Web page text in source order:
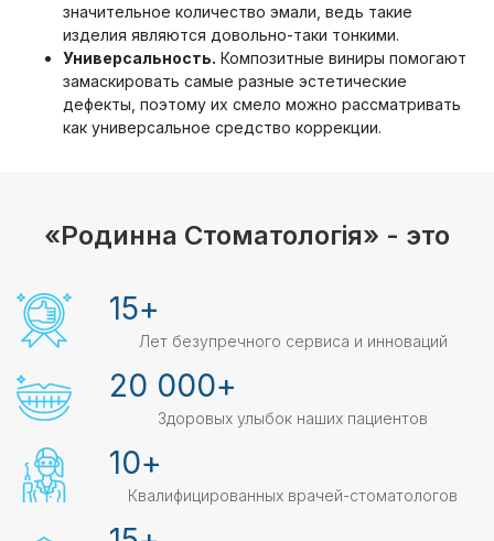
значительное количество эмали, ведь такие
изделия являются довольно-таки тонкими.
Универсальность. Композитные виниры помогают
замаскировать самые разные эстетические
дефекты, поэтому их смело можно рассматривать
как универсальное средство коррекции.
«Родинна Стоматологія» - это
Лет безупречного сервиса и инноваций
15+
Здоровых улыбок наших пациентов
20 000+
Квалифицированных врачей-стоматологов
10+